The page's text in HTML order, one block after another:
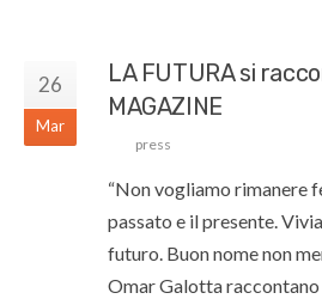
26
Mar
LA FUTURA si
MAGAZINE
press
“Non vogliamo rimanere
passato e il presente.
futuro. Buon nome non
Omar Galotta